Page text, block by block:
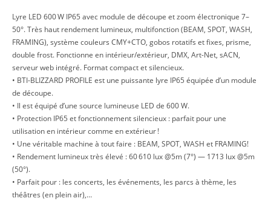
Lyre LED 600 W IP65 avec module de découpe et zoom électronique 7–
50°. Très haut rendement lumineux, multifonction (BEAM, SPOT, WASH,
FRAMING), système couleurs CMY+CTO, gobos rotatifs et fixes, prisme,
double frost. Fonctionne en intérieur/extérieur, DMX, Art-Net, sACN,
serveur web intégré. Format compact et silencieux.
• BTI-BLIZZARD PROFILE est une puissante lyre IP65 équipée d’un module
de découpe.
• Il est équipé d’une source lumineuse LED de 600 W.
• Protection IP65 et fonctionnement silencieux : parfait pour une
utilisation en intérieur comme en extérieur !
• Une véritable machine à tout faire : BEAM, SPOT, WASH et FRAMING!
• Rendement lumineux très élevé : 60 610 lux @5m (7°) — 1713 lux @5m
(50°).
• Parfait pour : les concerts, les événements, les parcs à thème, les
théâtres (en plein air),…